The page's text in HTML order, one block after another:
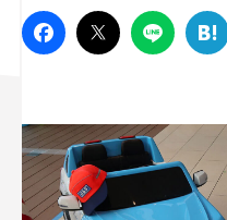
Campaign
人気のハッシュタグ